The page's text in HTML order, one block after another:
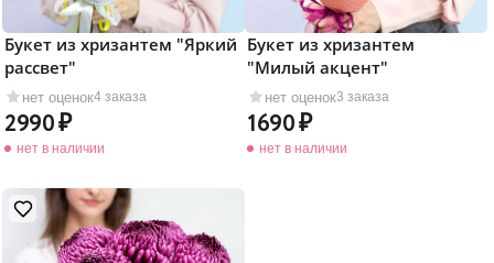
нет оценок4 заказа
Букет из хризантем "Яркий
рассвет"
2990
нет в наличии
нет оценок3 заказа
Букет из хризантем
"Милый акцент"
1690
нет в наличии